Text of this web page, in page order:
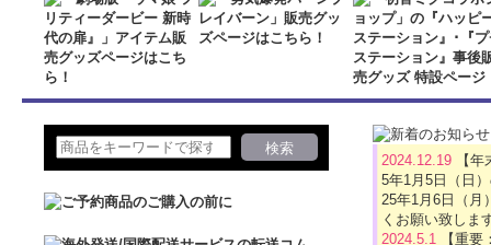
2024.12.19
【
5年1月5日（日
25年1月6日（月
くお願い致しま
2024.5.1
【重